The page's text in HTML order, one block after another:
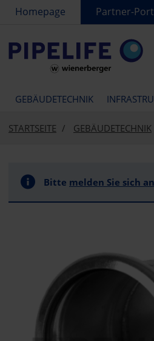
text.skipToContent
text.skipToNavigation
Homepage Partner-
GEBÄUDETECHNIK
STARTSEITE GEBÄUDETECHNIK
Bitte melden Sie sich an